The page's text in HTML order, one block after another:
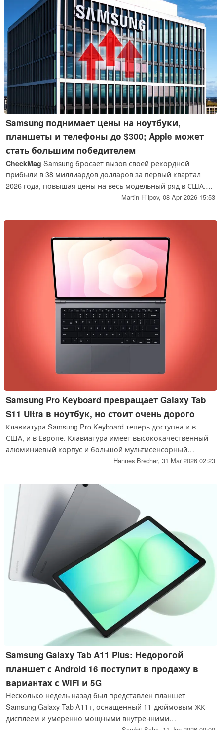
Samsung поднимает цены на ноутбуки,
планшеты и телефоны до $300; Apple может
стать большим победителем
CheckMag Samsung бросает вызов своей рекордной
прибыли в 38 миллиардов долларов за первый квартал
2026 года, повышая цены на весь модельный ряд в США.
Серия Galaxy Book5 подорожала на 300 долларов, а цены
Учитывая наличие MacBook Neo за $599 и новых ноутбуков
оборудование может подтолкнуть лояльных
пользователей Samsung к конкурентам.
Martin Filipov, 08 Apr 2026 15:53
Samsung Pro Keyboard превращает Galaxy Tab
S11 Ultra в ноутбук, но стоит очень дорого
Клавиатура Samsung Pro Keyboard теперь доступна и в
США, и в Европе. Клавиатура имеет высококачественный
алюминиевый корпус и большой мультисенсорный
трекпад, эффективно превращая 14,6-дюймовый
клавиатура стоит очень дорого.
Hannes Brecher, 31 Mar 2026 02:23
Samsung Galaxy Tab A11 Plus: Недорогой
планшет с Android 16 поступит в продажу в
вариантах с WiFi и 5G
Несколько недель назад был представлен планшет
Samsung Galaxy Tab A11+, оснащенный 11-дюймовым ЖК-
дисплеем и умеренно мощными внутренними